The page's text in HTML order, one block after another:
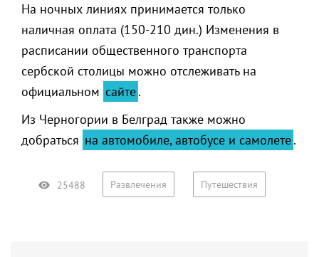
На ночных линиях принимается только
наличная оплата (150-210 дин.) Изменения в
расписании общественного транспорта
сербской столицы можно отслеживать на
официальном сайте.
Из Черногории в Белград также можно
добраться на автомобиле, автобусе и самолете.
25488 Развлечения Путешествия